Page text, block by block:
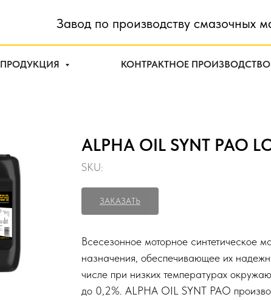
Завод по производству смазочных
ПРОДУКЦИЯ КОНТРАКТНОЕ ПРОИЗВОДСТВО
ALPHA OIL SYNT PAO
SKU:
ЗАКАЗАТЬ
Всесезонное моторное синтетическое
назначения, обеспечивающее их
числе при низких температурах
до 0,2%. ALPHA OIL SYNT PAO